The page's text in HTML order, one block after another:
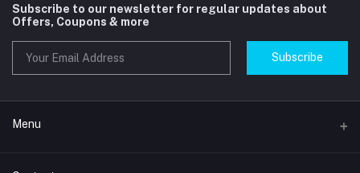
Subscribe to our newsletter for regular updates about
Offers, Coupons & more
Subscribe
Menu